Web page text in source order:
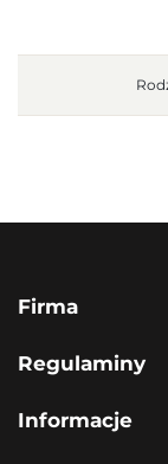
Firma
Regulaminy
Informacje